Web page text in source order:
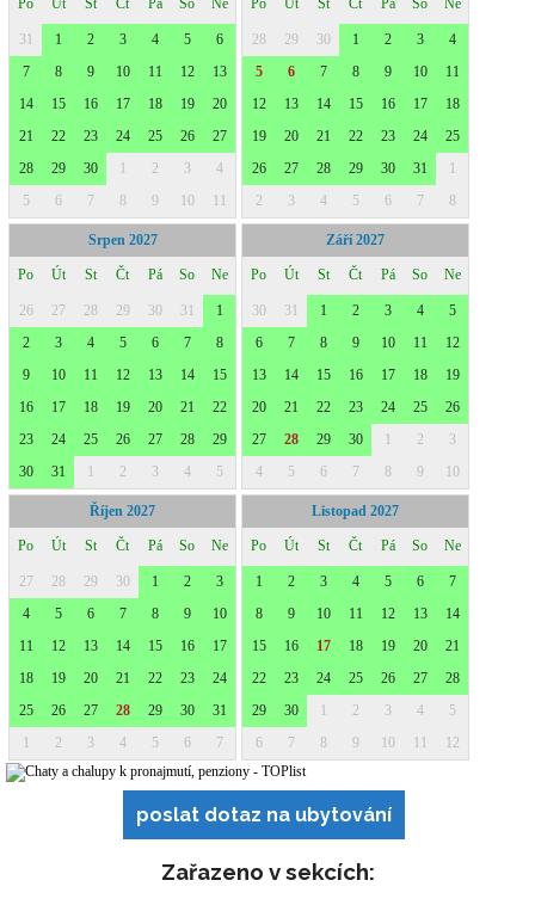
poslat dotaz na ubytování
Zařazeno v sekcích: